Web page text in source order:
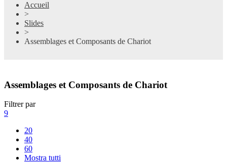
Accueil
>
Slides
>
Assemblages et Composants de Chariot
Assemblages et Composants de Chariot
Filtrer par
9
20
40
60
Mostra tutti